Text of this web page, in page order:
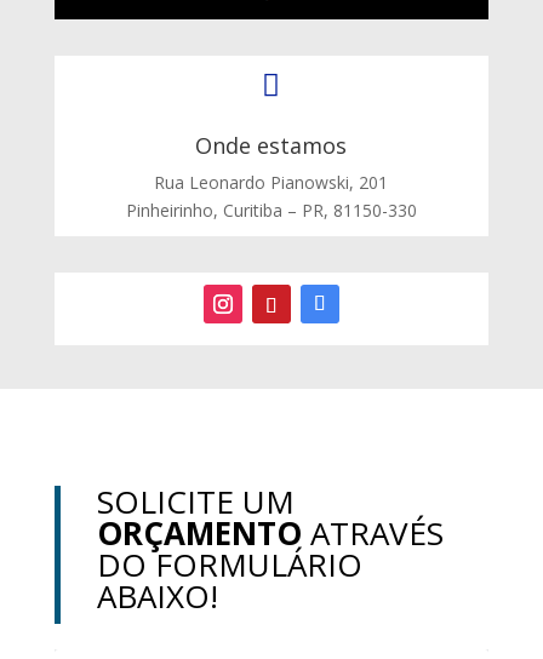

Onde estamos
Rua Leonardo Pianowski, 201
Pinheirinho, Curitiba – PR, 81150-330
SOLICITE UM
ORÇAMENTO ATRAVÉS
DO FORMULÁRIO
ABAIXO!